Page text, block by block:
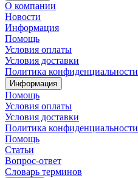
О компании
Новости
Информация
Помощь
Условия оплаты
Условия доставки
Политика конфиденциальности
Информация
Помощь
Условия оплаты
Условия доставки
Политика конфиденциальности
Помощь
Статьи
Вопрос-ответ
Словарь терминов